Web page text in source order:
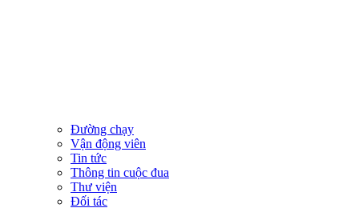
Đường chạy
Vận động viên
Tin tức
Thông tin cuộc đua
Thư viện
Đối tác